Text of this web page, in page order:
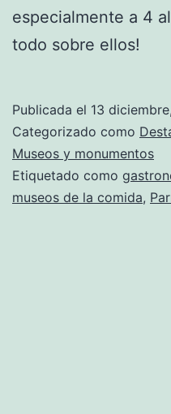
especialmente a 4
todo sobre ellos!
Publicada el 13
Categorizado como
Museos y monumentos
Etiquetado como
museos de la comida,